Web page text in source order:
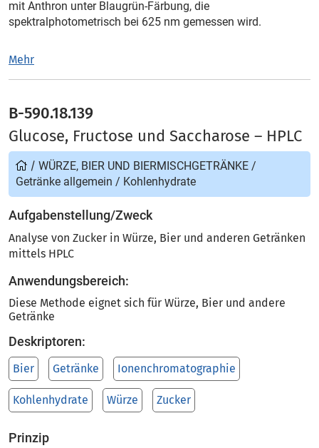
mit Anthron unter Blaugrün-Färbung, die
spektralphotometrisch bei 625 nm gemessen wird.
Mehr
B-590.18.139
Glucose, Fructose und Saccharose – HPLC
/ WÜRZE, BIER UND BIERMISCHGETRÄNKE /
Getränke allgemein / Kohlenhydrate
Aufgabenstellung/Zweck
Analyse von Zucker in Würze, Bier und anderen Getränken
mittels HPLC
Anwendungsbereich:
Diese Methode eignet sich für Würze, Bier und andere
Getränke
Deskriptoren:
Bier Getränke Ionenchromatographie
Kohlenhydrate Würze Zucker
Prinzip